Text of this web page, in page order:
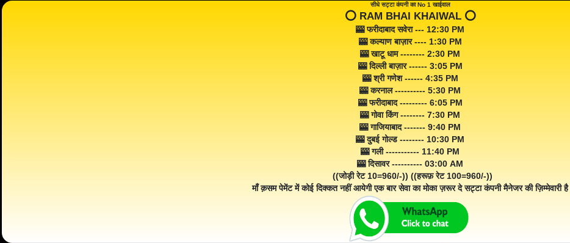
सीधे सट्टा कंपनी का No 1 खाईवाल
⭕️ RAM BHAI KHAIWAL ⭕️
🎰 फरीदाबाद सवेरा --- 12:30 PM
🎰 कल्याण बाज़ार ---- 1:30 PM
🎰 खाटू धाम -------- 2:30 PM
🎰 दिल्ली बाज़ार ------ 3:05 PM
🎰 श्री गणेश ------ 4:35 PM
🎰 करनाल ---------- 5:30 PM
🎰 फरीदाबाद --------- 6:05 PM
🎰 गोवा किंग -------- 7:30 PM
🎰 गाजियाबाद ------- 9:40 PM
🎰 दुबई गोल्ड -------- 10:30 PM
🎰 गली ----------- 11:40 PM
🎰 दिसावर ---------- 03:00 AM
((जोड़ी रेट 10=960/-)) ((हरूफ़ रेट 100=960/-))
माँ क़सम पेमेंट में कोई दिक्कत नहीं आयेगी एक बार सेवा का मोका ज़रूर दे सट्टा कंपनी मैनेजर की ज़िम्मेवारी है